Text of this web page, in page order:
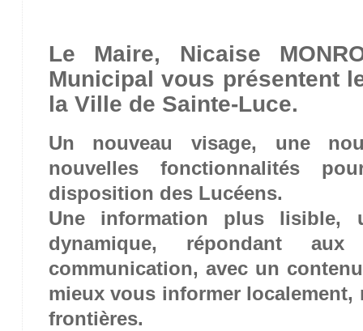
Le Maire, Nicaise
Municipal vous présentent
la Ville de Sainte-Luce.
Un nouveau visage, une
nouvelles fonctionnalités
disposition des Lucéens.
Une information plus
dynamique, répondant
communication, avec un
mieux vous informer localement,
frontières.